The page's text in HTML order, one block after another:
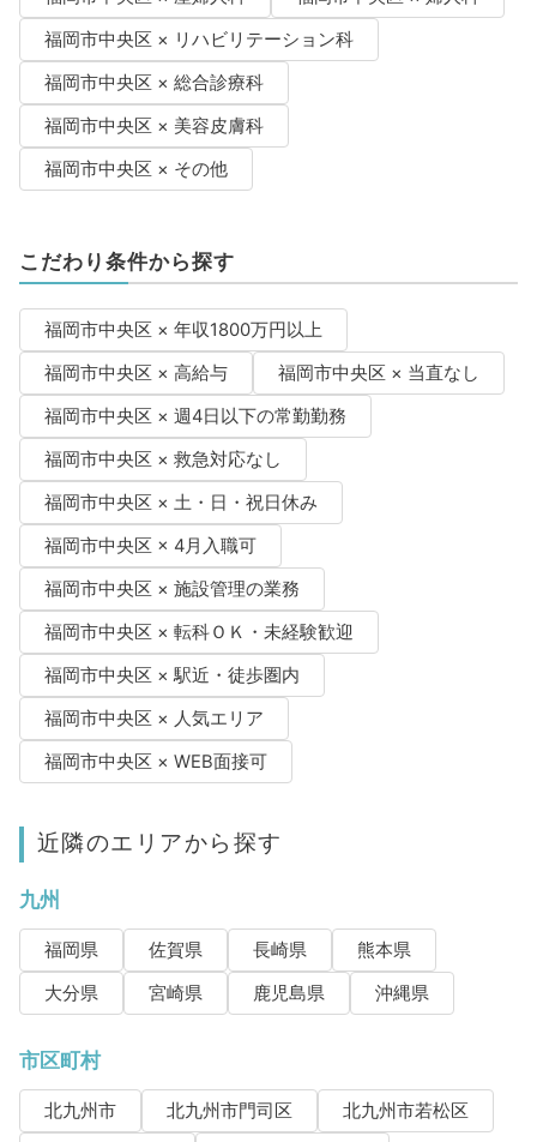
福岡市中央区 × リハビリテーション科
福岡市中央区 × 総合診療科
福岡市中央区 × 美容皮膚科
福岡市中央区 × その他
こだわり条件から探す
福岡市中央区 × 年収1800万円以上
福岡市中央区 × 高給与
福岡市中央区 × 当直なし
福岡市中央区 × 週4日以下の常勤勤務
福岡市中央区 × 救急対応なし
福岡市中央区 × 土・日・祝日休み
福岡市中央区 × 4月入職可
福岡市中央区 × 施設管理の業務
福岡市中央区 × 転科ＯＫ・未経験歓迎
福岡市中央区 × 駅近・徒歩圏内
福岡市中央区 × 人気エリア
福岡市中央区 × WEB面接可
近隣のエリアから探す
九州
福岡県 佐賀県 長崎県
熊本県
大分県
宮崎県 鹿児島県 沖縄県
市区町村
北九州市 北九州市門司区
北九州市若松区